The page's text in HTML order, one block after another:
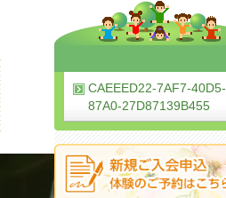
CAEEED22-7AF7-40D5-
87A0-27D87139B455